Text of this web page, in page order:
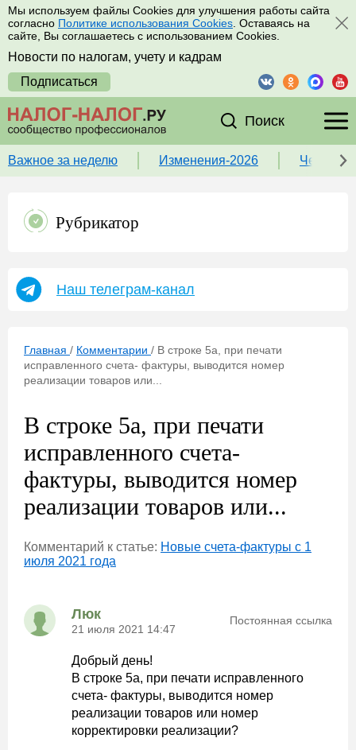
Мы используем файлы Cookies для улучшения работы сайта
согласно Политике использования Cookies . Оставаясь на
сайте, Вы соглашаетесь с использованием Cookies.
Новости по налогам, учету и кадрам
Подписаться
Поиск
Важное за неделю Изменения-2026 Чек-
Рубрикатор
Наш телеграм-канал
Главная / Комментарии / В строке 5а, при печати
исправленного счета- фактуры, выводится номер
реализации товаров или...
В строке 5а, при печати
исправленного счета-
фактуры, выводится номер
реализации товаров или...
Комментарий к статье: Новые счета-фактуры с 1
июля 2021 года
Люк
21 июля 2021 14:47
Постоянная ссылка
Добрый день!
В строке 5а, при печати исправленного
счета- фактуры, выводится номер
реализации товаров или номер
корректировки реализации?